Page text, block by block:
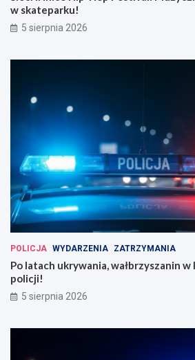
w skateparku!
5 sierpnia 2026
POLICJA WYDARZENIA ZATRZYMANIA
Po latach ukrywania, wałbrzyszanin w
policji!
5 sierpnia 2026